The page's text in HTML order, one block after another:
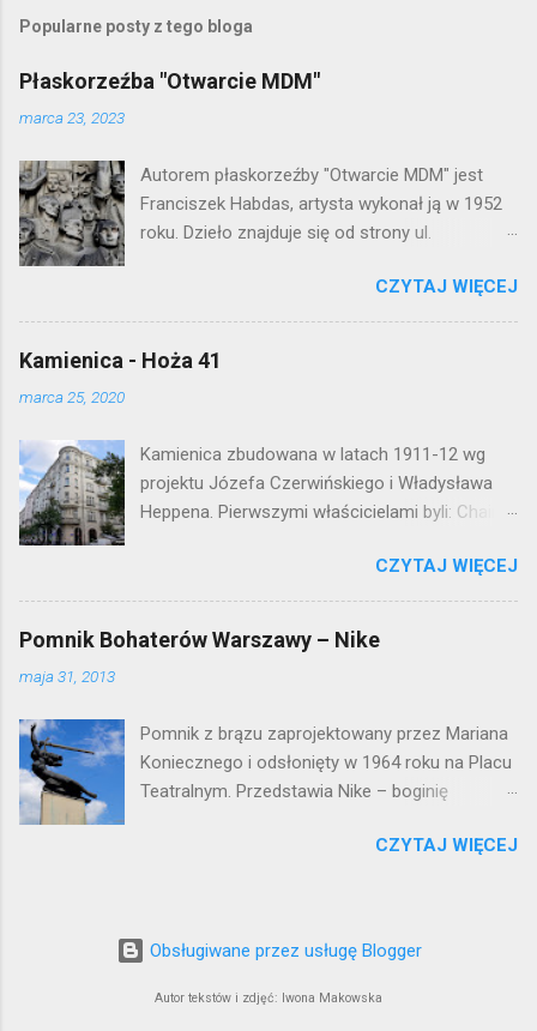
e
i
j
o
m
e
n
t
a
Popularne posty z tego bloga
Płaskorzeźba "Otwarcie MDM"
marca 23, 2023
Autorem płaskorzeźby "Otwarcie MDM" jest
Franciszek Habdas, artysta wykonał ją w 1952
roku. Dzieło znajduje się od strony ul.
warszawskiej flagowej inwestycji
mieszkaniowej lat 50. Lokalizacja: Śródmieście
CZYTAJ WIĘCEJ
Kamienica - Hoża 41
marca 25, 2020
Kamienica zbudowana w latach 1911-12 wg
projektu Józefa Czerwińskiego i Władysława
Heppena. Pierwszymi właścicielami byli: Chaim
kamienica była zamieszkała przez
pracowników Elektrowni Warszawskiej. Ten
okazały budynek wyszedł bez szwanku z II
wojny światowej. Lokalizacja: Śródmieście
CZYTAJ WIĘCEJ
Pomnik Bohaterów Warszawy – Nike
maja 31, 2013
Pomnik z brązu zaprojektowany przez Mariana
Koniecznego i odsłonięty w 1964 roku na Placu
Teatralnym. Przedstawia Nike – boginię
Przy tworzeniu rysów twarzy rzeźbiarzowi
twarz dziewczynki. W 1997 roku, w związku z
przebudową Placu Teatralnego, Nike
umieszczono przy trasie W-Z, na dużo
CZYTAJ WIĘCEJ
Obsługiwane przez usługę Blogger
Autor tekstów i zdjęć: Iwona Makowska